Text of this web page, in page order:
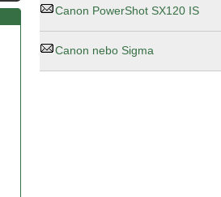
Canon PowerShot SX120 IS
Canon nebo Sigma